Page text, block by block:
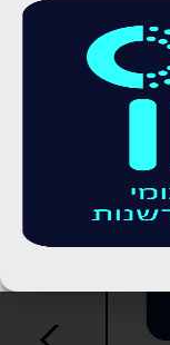
320
משרות